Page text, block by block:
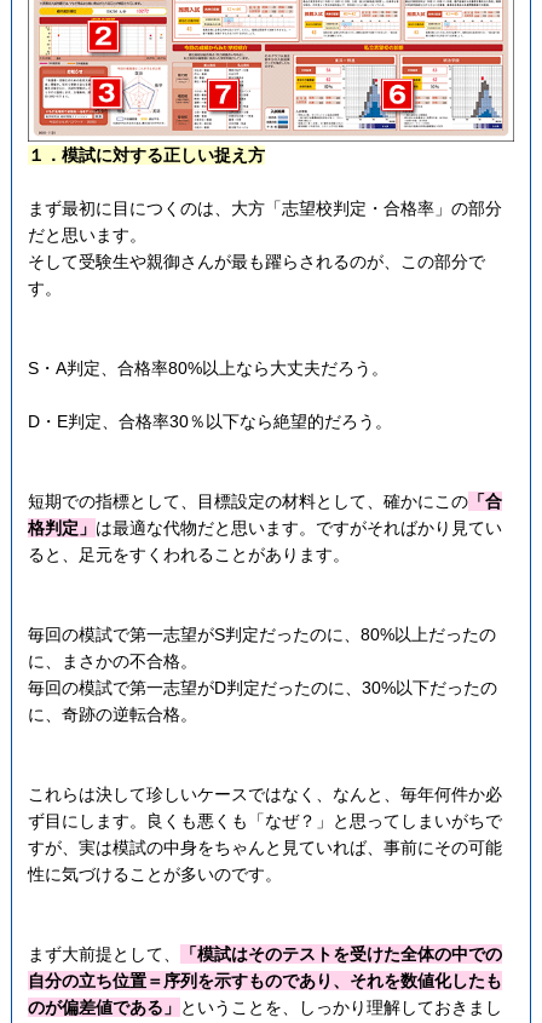
１．模試に対する正しい捉え方
まず最初に目につくのは、大方「志望校判定・合格率」の部分
だと思います。
そして受験生や親御さんが最も躍らされるのが、この部分で
す。
S・A判定、合格率80%以上なら大丈夫だろう。
D・E判定、合格率30％以下なら絶望的だろう。
短期での指標として、目標設定の材料として、確かにこの「合
格判定」 は最適な代物だと思います。ですがそればかり見てい
ると、足元をすくわれることがあります。
毎回の模試で第一志望がS判定だったのに、80%以上だったの
に、まさかの不合格。
毎回の模試で第一志望がD判定だったのに、30%以下だったの
に、奇跡の逆転合格。
これらは決して珍しいケースではなく、なんと、毎年何件か必
ず目にします。良くも悪くも「なぜ？」と思ってしまいがちで
すが、実は模試の中身をちゃんと見ていれば、事前にその可能
性に気づけることが多いのです。
まず大前提として、
「模試はそのテストを受けた全体の中での
自分の立ち位置＝序列を示すものであり、それを数値化したも
のが偏差値である」 ということを、しっかり理解しておきまし